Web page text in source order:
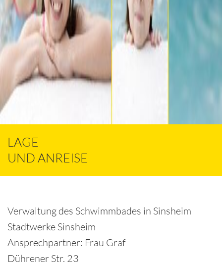
LAGE
UND ANREISE
Verwaltung des Schwimmbades in Sinsheim
Stadtwerke Sinsheim
Ansprechpartner: Frau Graf
Dührener Str. 23